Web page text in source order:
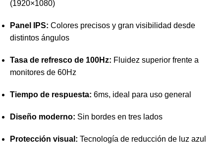
(1920×1080)
Panel IPS: Colores precisos y gran visibilidad desde
distintos ángulos
Tasa de refresco de 100Hz: Fluidez superior frente a
monitores de 60Hz
Tiempo de respuesta: 6ms, ideal para uso general
Diseño moderno: Sin bordes en tres lados
Protección visual: Tecnología de reducción de luz azul